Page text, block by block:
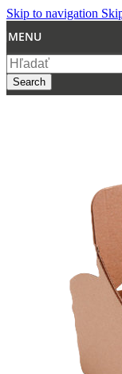
Skip to navigation
MENU
Search